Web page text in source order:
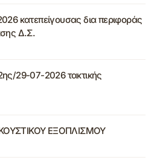
κατεπείγουσας δια περιφοράς
Δ.Σ.
29-07-2026 τακτικής
ΕΞΟΠΛΙΣΜΟΥ